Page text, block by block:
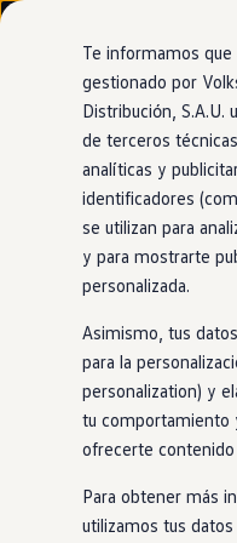
Ir
directamente
al contenido
Ir
directamente
al pie de
página
Nuevo ID. Cross
Vehículos
Compra y ofertas
Volkswagen
Volkswagen de
Financiación
My Renting
My Way
Seguros
Empresas
Eléctricos e híbridos
Más sobre
Plan Auto +
Etiquetas DGT
Simulador de
Carga y
Soluciones
Tarifas de
Carga en
Modos de
Opción
1.000km
Si tu satisfacción no es
de ocasión
circulado más de
Te informamos
gestionado por
Distribución, S.A.U.
de terceros
analíticas y
identificadores
se utilizan para
y para mostrarte
personalizada.
Asimismo, tus
para la
personalization) y
tu comportamiento
ofrecerte
Para obtener más
utilizamos tus